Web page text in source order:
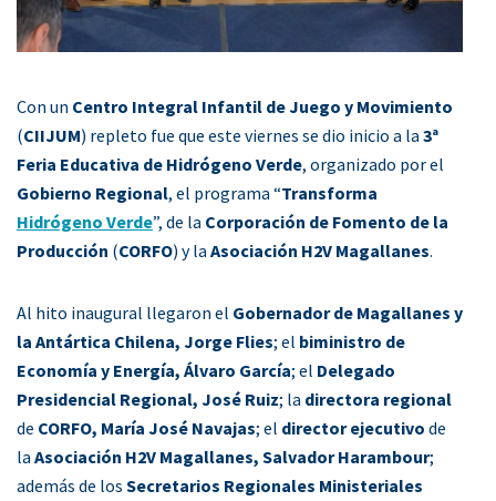
Con un Centro Integral Infantil de Juego y Movimiento
(CIIJUM) repleto fue que este viernes se dio inicio a la 3ª
Feria Educativa de Hidrógeno Verde, organizado por el
Gobierno Regional, el programa “Transforma
Hidrógeno Verde”, de la Corporación de Fomento de la
Producción (CORFO) y la Asociación H2V Magallanes.
Al hito inaugural llegaron el Gobernador de Magallanes y
la Antártica Chilena, Jorge Flies; el biministro de
Economía y Energía, Álvaro García; el Delegado
Presidencial Regional, José Ruiz; la directora regional
de CORFO, María José Navajas; el director ejecutivo de
la Asociación H2V Magallanes, Salvador Harambour;
además de los Secretarios Regionales Ministeriales